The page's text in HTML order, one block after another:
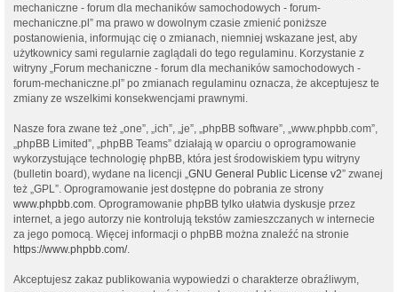
mechaniczne - forum dla mechaników samochodowych - forum-
mechaniczne.pl” ma prawo w dowolnym czasie zmienić poniższe
postanowienia, informując cię o zmianach, niemniej wskazane jest, aby
użytkownicy sami regularnie zaglądali do tego regulaminu. Korzystanie z
witryny „Forum mechaniczne - forum dla mechaników samochodowych -
forum-mechaniczne.pl” po zmianach regulaminu oznacza, że akceptujesz te
zmiany ze wszelkimi konsekwencjami prawnymi.
Nasze fora zwane też „one”, „ich”, „je”, „phpBB software”, „www.phpbb.com”,
„phpBB Limited”, „phpBB Teams” działają w oparciu o oprogramowanie
wykorzystujące technologię phpBB, która jest środowiskiem typu witryny
(bulletin board), wydane na licencji „GNU General Public License v2” zwanej
też „GPL”. Oprogramowanie jest dostępne do pobrania ze strony
www.phpbb.com. Oprogramowanie phpBB tylko ułatwia dyskusje przez
internet, a jego autorzy nie kontrolują tekstów zamieszczanych w internecie
za jego pomocą. Więcej informacji o phpBB można znaleźć na stronie
https://www.phpbb.com/.
Akceptujesz zakaz publikowania wypowiedzi o charakterze obraźliwym,